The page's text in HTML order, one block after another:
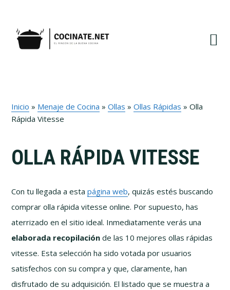
navegación
principal
contenido
principal
barra
Inicio » Menaje de Cocina »Ollas »Ollas Rápidas »Olla
Rápida Vitesse
OLLA RÁPIDA VITESSE
Con tu llegada a estapágina web, quizás estés buscando
comprar olla rápida vitesse online. Por supuesto, has
aterrizado en el sitio ideal. Inmediatamente verás una
elaborada recopilación de las 10 mejores ollas rápidas
vitesse. Esta selección ha sido votada por usuarios
satisfechos con su compra y que, claramente, han
disfrutado de su adquisición. El listado que se muestra a